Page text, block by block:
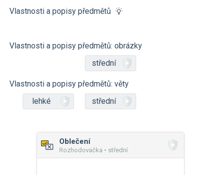
Vlastnosti a popisy předmětů
Vlastnosti a popisy předmětů: obrázky
střední
Vlastnosti a popisy předmětů: věty
lehké
střední
Oblečení
Rozhodovačka • střední